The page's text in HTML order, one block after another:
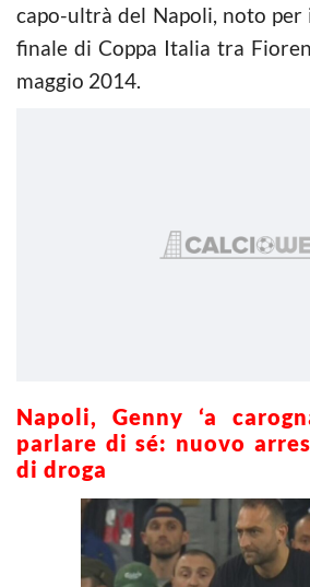
capo-ultrà del Napoli, noto
finale di Coppa Italia tra
maggio 2014.
Napoli, Genny ‘a
parlare di sé: nuovo
di droga